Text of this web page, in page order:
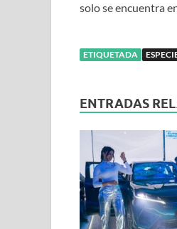
solo se encuentra
ETIQUETADA
ENTRADAS